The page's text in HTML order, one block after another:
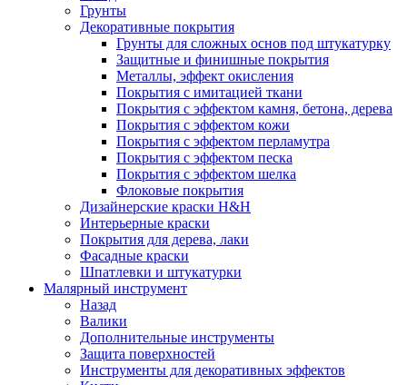
Грунты
Декоративные покрытия
Грунты для сложных основ под штукатурку
Защитные и финишные покрытия
Металлы, эффект окисления
Покрытия с имитацией ткани
Покрытия с эффектом камня, бетона, дерева
Покрытия с эффектом кожи
Покрытия с эффектом перламутра
Покрытия с эффектом песка
Покрытия с эффектом шелка
Флоковые покрытия
Дизайнерские краски H&H
Интерьерные краски
Покрытия для дерева, лаки
Фасадные краски
Шпатлевки и штукатурки
Малярный инструмент
Назад
Валики
Дополнительные инструменты
Защита поверхностей
Инструменты для декоративных эффектов